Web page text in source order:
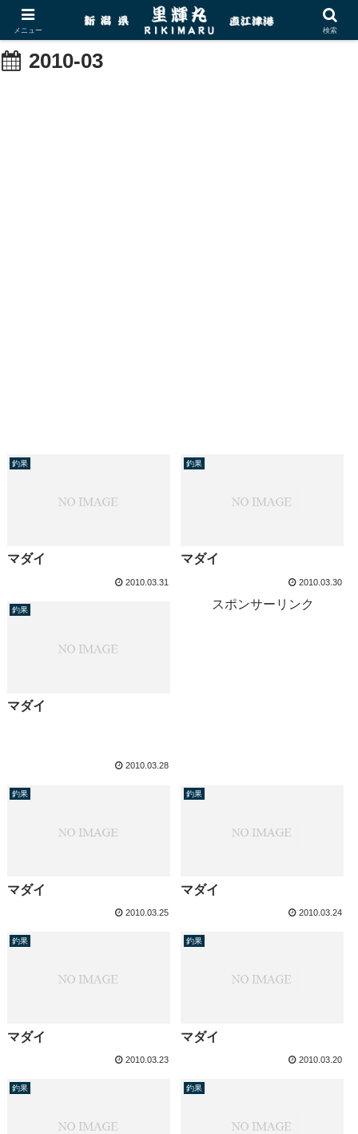
2010-03
釣果
マダイ
2010.03.31
釣果
マダイ
2010.03.30
釣果
マダイ
2010.03.28
スポンサーリンク
釣果
マダイ
2010.03.25
釣果
マダイ
2010.03.24
釣果
マダイ
2010.03.23
釣果
マダイ
2010.03.20
釣果 釣果
メニュー 検索